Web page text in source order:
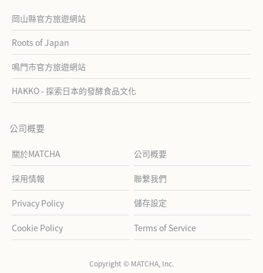
岡山縣官方旅遊網站
Roots of Japan
鳴門市官方旅遊網站
HAKKO - 探索日本的發酵食品文化
公司概要
關於MATCHA 公司概要
採用情報 聯繫我們
Privacy Policy 儲存設定
Cookie Policy Terms of Service
Copyright © MATCHA, Inc.